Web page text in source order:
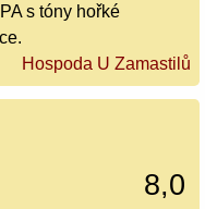
s tóny hořké
Hospoda U Zamastilů
8,0